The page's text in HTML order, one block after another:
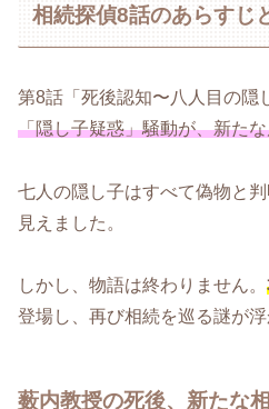
相続探偵8話のあらすじ
第8話「死後認知〜八人目の隠
「隠し子疑惑」騒動が、新た
七人の隠し子はすべて偽物と
見えました。
しかし、物語は終わりません。
登場し、再び相続を巡る謎が浮
薮内教授の死後、新たな